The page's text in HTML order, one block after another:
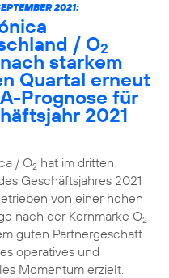
2021:
/ O2
starkem
Quartal erneut
Prognose für
2021
/ O2hat im dritten
Geschäftsjahres 2021
von einer hohen
nach der Kernmarke O2
guten Partnergeschäft
operatives und
Momentum erzielt.